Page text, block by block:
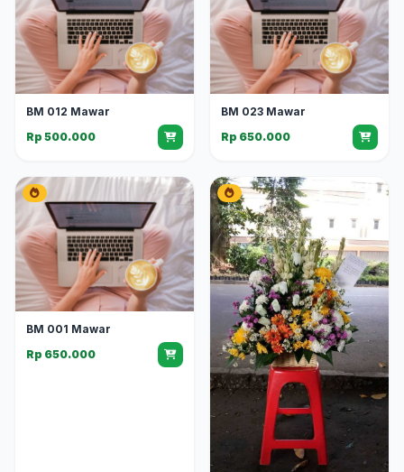
BM 012 Mawar
Rp 500.000
BM 023 Mawar
Rp 650.000
BM 001 Mawar
Rp 650.000